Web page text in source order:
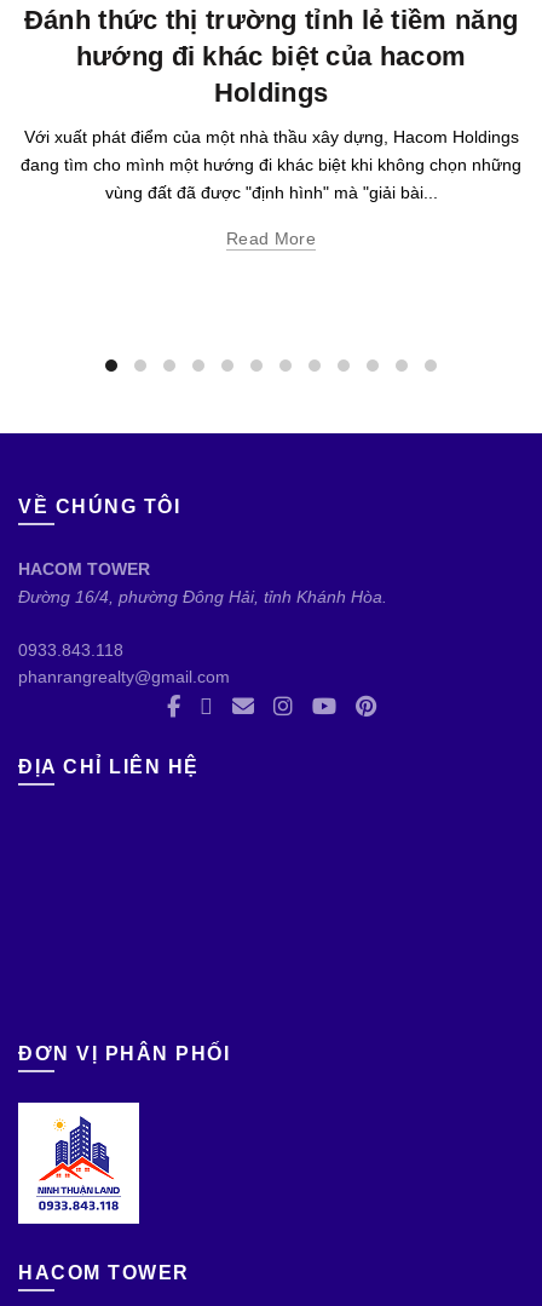
Đánh thức thị trường tỉnh lẻ tiềm năng
hướng đi khác biệt của hacom
Holdings
Với xuất phát điểm của một nhà thầu xây dựng, Hacom Holdings
đang tìm cho mình một hướng đi khác biệt khi không chọn những
vùng đất đã được "định hình" mà "giải bài...
Read More
VỀ CHÚNG TÔI
HACOM TOWER
Đường 16/4, phường Đông Hải, tỉnh Khánh Hòa.
0933.843.118
phanrangrealty@gmail.com
ĐỊA CHỈ LIÊN HỆ
ĐƠN VỊ PHÂN PHỐI
HACOM TOWER